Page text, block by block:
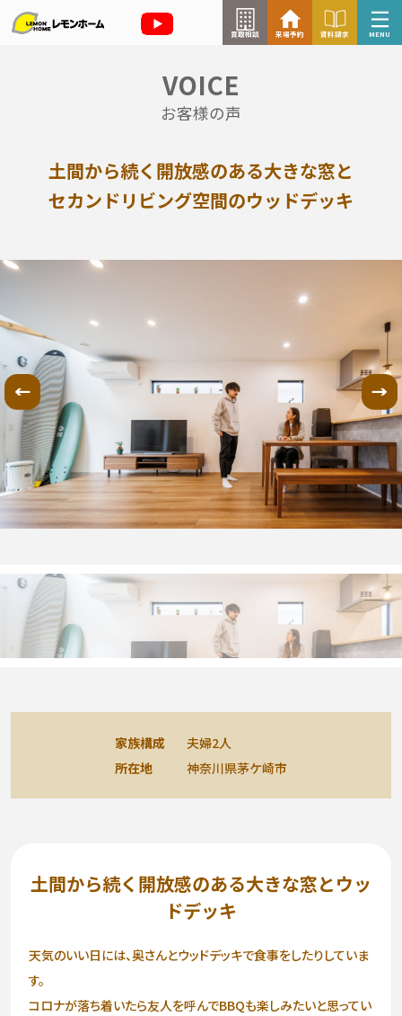
買取相談 来場予約 資料請求 MENU
来場予約はこちら
資料請求はこちら
TOP
イベント情報
お知らせ
コラム
施工事例
お客様の声
よくある質問（Q&A）
∟はじめての方へ
∟性能 / 耐震・制震性能
∟保証・アフターフォロー
∟自由設計・高断熱仕様住宅『MODERATE』
VOICE
お客様の声
土間から続く開放感のある大きな窓と
セカンドリビング空間のウッドデッキ
家族構成
夫婦2人
所在地
神奈川県茅ケ崎市
土間から続く開放感のある大きな窓とウッ
ドデッキ
天気のいい日には、奥さんとウッドデッキで食事をしたりしていま
す。
コロナが落ち着いたら友人を呼んでBBQも楽しみたいと思ってい